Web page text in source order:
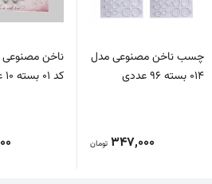
چسب ناخن مصنوعی مدل
014 بسته 96 عددی
347,000 تومان
ناخن مصنوعی
کد 01 بسته 10 عددی